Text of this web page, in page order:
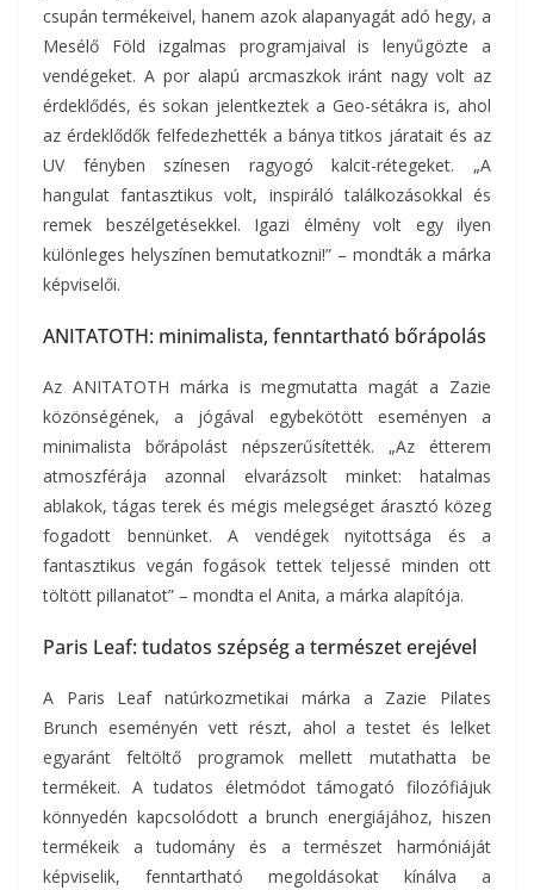
csupán termékeivel, hanem azok alapanyagát adó hegy, a
Mesélő Föld izgalmas programjaival is lenyűgözte a
vendégeket. A por alapú arcmaszkok iránt nagy volt az
érdeklődés, és sokan jelentkeztek a Geo-sétákra is, ahol
az érdeklődők felfedezhették a bánya titkos járatait és az
UV fényben színesen ragyogó kalcit-rétegeket. „A
hangulat fantasztikus volt, inspiráló találkozásokkal és
remek beszélgetésekkel. Igazi élmény volt egy ilyen
különleges helyszínen bemutatkozni!” – mondták a márka
képviselői.
ANITATOTH: minimalista, fenntartható bőrápolás
Az ANITATOTH márka is megmutatta magát a Zazie
közönségének, a jógával egybekötött eseményen a
minimalista bőrápolást népszerűsítették. „Az étterem
atmoszférája azonnal elvarázsolt minket: hatalmas
ablakok, tágas terek és mégis melegséget árasztó közeg
fogadott bennünket. A vendégek nyitottsága és a
fantasztikus vegán fogások tettek teljessé minden ott
töltött pillanatot” – mondta el Anita, a márka alapítója.
Paris Leaf: tudatos szépség a természet erejével
A Paris Leaf natúrkozmetikai márka a Zazie Pilates
Brunch eseményén vett részt, ahol a testet és lelket
egyaránt feltöltő programok mellett mutathatta be
termékeit. A tudatos életmódot támogató filozófiájuk
könnyedén kapcsolódott a brunch energiájához, hiszen
termékeik a tudomány és a természet harmóniáját
képviselik, fenntartható megoldásokat kínálva a